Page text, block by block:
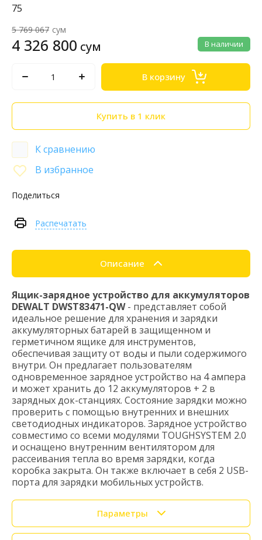
75
В наличии
5 769 067 сум
4 326 800 сум
В корзину
Купить в 1 клик
К сравнению
В избранное
Поделиться
Распечатать
Описание
Ящик-зарядное устройство для аккумуляторов
DEWALT DWST83471-QW- представляет собой
идеальное решение для хранения и зарядки
аккумуляторных батарей в защищенном и
герметичном ящике для инструментов,
обеспечивая защиту от воды и пыли содержимого
внутри. Он предлагает пользователям
одновременное зарядное устройство на 4 ампера
и может хранить до 12 аккумуляторов + 2 в
зарядных док-станциях. Состояние зарядки можно
проверить с помощью внутренних и внешних
светодиодных индикаторов. Зарядное устройство
совместимо со всеми модулями TOUGHSYSTEM 2.0
и оснащено внутренним вентилятором для
рассеивания тепла во время зарядки, когда
коробка закрыта. Он также включает в себя 2 USB-
порта для зарядки мобильных устройств.
Параметры